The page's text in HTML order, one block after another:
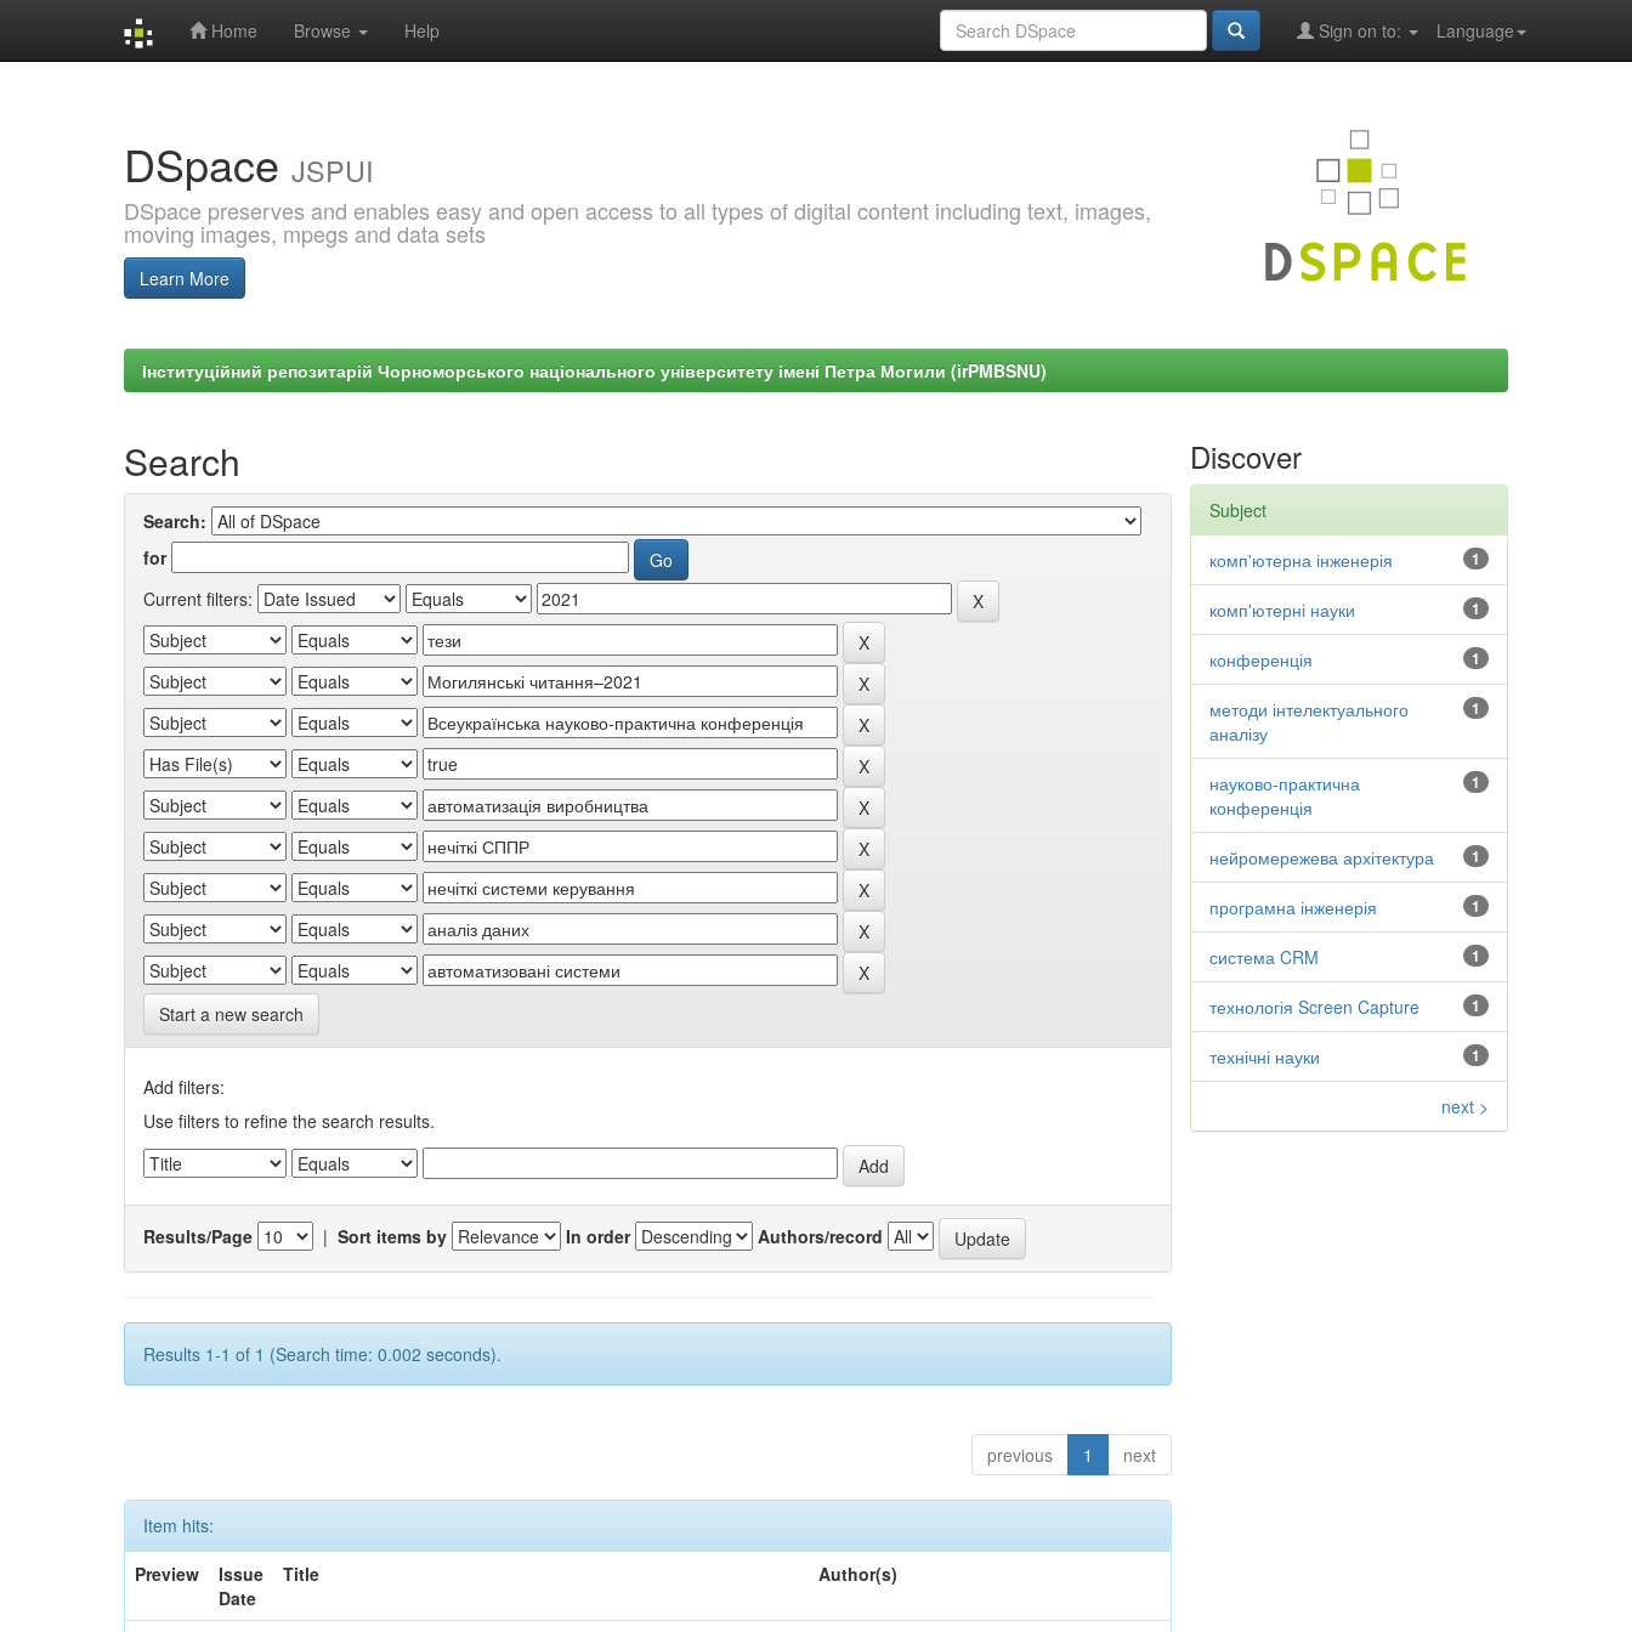
Home Browse Help Language
Sign on to:
DSpace JSPUI
DSpace preserves and enables easy and open access to all types of digital content including text, images,
moving images, mpegs and data sets
Learn More
Інституційний репозитарій Чорноморського національного університету імені Петра Могили (irPMBSNU)
Search
Search:
for
Current filters:
Start a new search
Add filters:
Use filters to refine the search results.
Results/Page | Sort items by In order Authors/record
Results 1-1 of 1 (Search time: 0.002 seconds).
previous 1 next
Item hits:
Preview
Issue
Date
Title Author(s)
Discover
Subject
1
комп'ютерна інженерія
1
комп'ютерні науки
1
конференція
1
методи інтелектуального
аналізу
1
науково-практична
конференція
1
нейромережева архітектура
1
програмна інженерія
1
система CRM
1
технологія Screen Capture
1
технічні науки
next >